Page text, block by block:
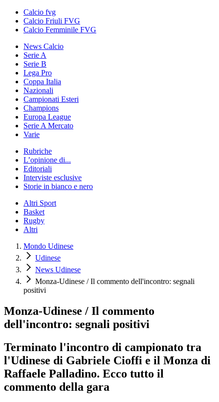
Calcio fvg
Calcio Friuli FVG
Calcio Femminile FVG
News Calcio
Serie A
Serie B
Lega Pro
Coppa Italia
Nazionali
Campionati Esteri
Champions
Europa League
Serie A Mercato
Varie
Rubriche
L’opinione di...
Editoriali
Interviste esclusive
Storie in bianco e nero
Altri Sport
Basket
Rugby
Altri
Mondo Udinese
Udinese
News Udinese
Monza-Udinese / Il commento dell'incontro: segnali
positivi
Monza-Udinese / Il commento
dell'incontro: segnali positivi
Terminato l'incontro di campionato tra
l'Udinese di Gabriele Cioffi e il Monza di
Raffaele Palladino. Ecco tutto il
commento della gara